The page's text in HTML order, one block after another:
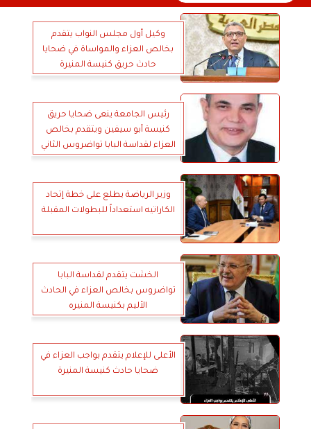
وكيل أول مجلس النواب يتقدم
بخالص العزاء والمواساة في ضحايا
حادث حريق كنيسة المنيرة
رئيس الجامعة ينعى ضحايا حريق
كنيسة أبو سيفين ويتقدم بخالص
العزاء لقداسة البابا تواضروس الثاني
وزير الرياضة يطلع على خطة إتحاد
الكاراتيه استعداداً للبطولات المقبلة
الخشت يتقدم لقداسة البابا
تواضروس بخالص العزاء في الحادث
الأليم بكنيسة المنيره
الأعلى للإعلام يتقدم بواجب العزاء في
ضحايا حادث كنيسة المنيرة